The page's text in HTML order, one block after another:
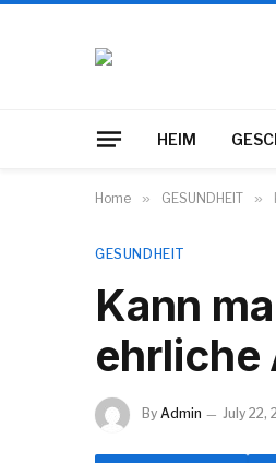
HEIM
Home » GESUNDHEIT »
GESUNDHEIT
Kann
ehrliche
By Admin July 22,